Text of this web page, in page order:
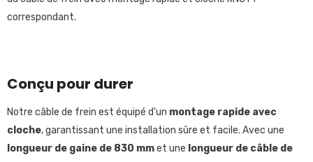
correspondant.
Conçu pour durer
Notre câble de frein est équipé d'un montage rapide avec
cloche, garantissant une installation sûre et facile. Avec une
longueur de gaine de 830 mmet une longueur de câble de